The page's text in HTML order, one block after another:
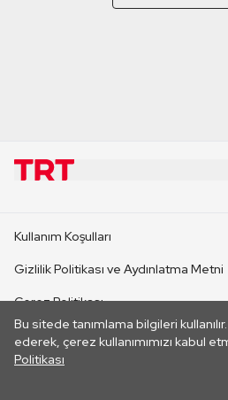
Bu sitede tanımlama bilgileri
ederek, çerez kullanımımızı kabul
Politikası
CANLI YAYINLAR
Kullanım Koşulları
Gizlilik Politikası ve Aydınlatma Metni
Çerez Politikası
İletişim
Her hakkı saklıdır. ©2026 TRT.